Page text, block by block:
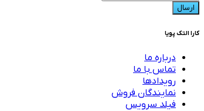
ارسال
کارا التک پویا
درباره ما
تماس با ما
رویدادها
نمایندگان فروش
فیلد سرویس